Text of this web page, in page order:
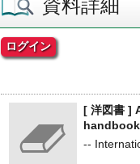
資料詳細
ログイン
[ 洋図書 ]
--